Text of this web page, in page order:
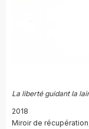
La liberté guidant la
2018
Miroir de